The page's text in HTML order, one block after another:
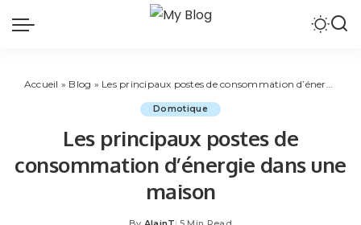
Accueil » Blog » Les principaux postes de consommation d’énergie dans une maison
Domotique
Les principaux postes de
consommation d’énergie dans une
maison